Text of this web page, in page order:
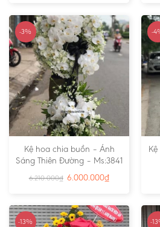
-3%
Kệ hoa chia buồn – Ánh
Sáng Thiên Đường – Ms:3841
6.210.000₫ 6.000.000₫
-
-13% -